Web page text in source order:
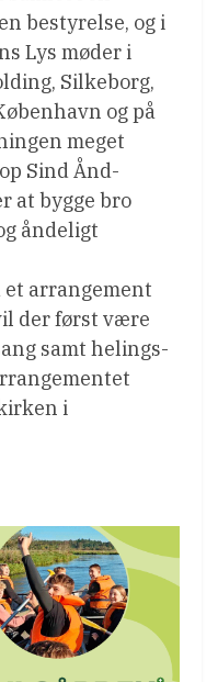
bestyrelse, og i
Lys møder i
Silkeborg,
og på
meget
Sind Ånd-
at bygge bro
åndeligt
arrangement
der først være
samt helings-
i